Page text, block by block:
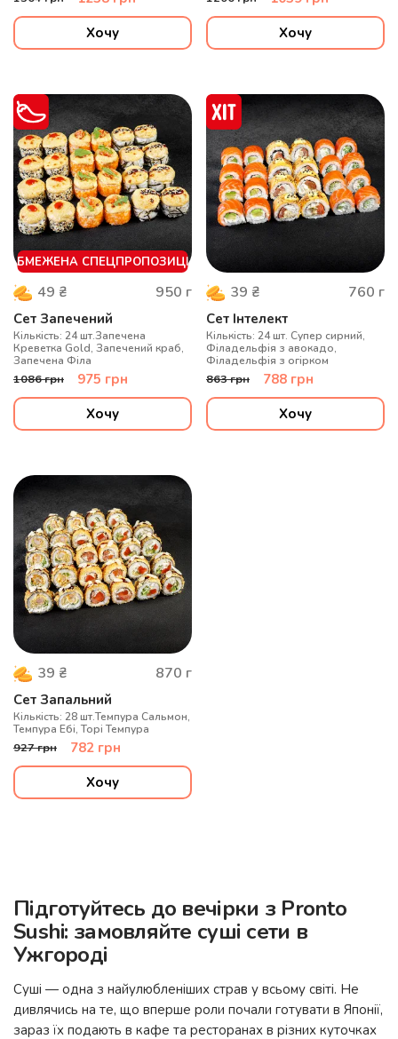
Хочу
0,5, Філадельфія Креветка 0,5,
Філадельфія Тунець 0,5,
Філадельфія з лососем
Хочу
ОБМЕЖЕНА СПЕЦПРОПОЗИЦІЯ
49 ₴ 950 г
Сет Запечений
Кількість: 24 шт.Запечена
Креветка Gold, Запечений краб,
Запечена Філа
1086грн 975 грн
Хочу
39 ₴ 760 г
Сет Інтелект
Кількість: 24 шт. Супер сирний,
Філадельфія з авокадо,
Філадельфія з огірком
863грн 788 грн
Хочу
39 ₴ 870 г
Сет Запальний
Кількість: 28 шт.Темпура Сальмон,
Темпура Ебі, Торі Темпура
927грн 782 грн
Хочу
Підготуйтесь до вечірки з Pronto
Sushi: замовляйте суші сети в
Ужгороді
Суші — одна з найулюбленіших страв у всьому світі. Не
дивлячись на те, що вперше роли почали готувати в Японії,
зараз їх подають в кафе та ресторанах в різних куточках